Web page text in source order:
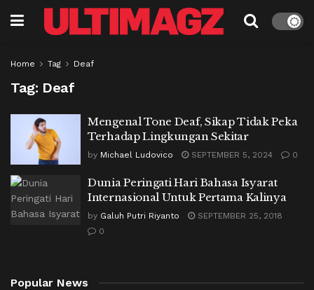
Home Tag Deaf
Tag: Deaf
Mengenal Tone Deaf, Sikap Tidak Peka
Terhadap Lingkungan Sekitar
by Michael Ludovico SEPTEMBER 5, 2024 0
Dunia Peringati Hari Bahasa Isyarat
Internasional Untuk Pertama Kalinya
by Galuh Putri Riyanto
SEPTEMBER 25, 2018
0
Popular News